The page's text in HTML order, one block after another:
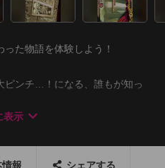
た物語を体験しよう！
ピンチ…！になる、誰もが知っ
ーリーとは、少しお話が違うみ
表示
報 シェアする